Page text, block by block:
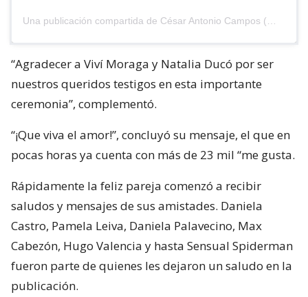
“Agradecer a Viví Moraga y Natalia Ducó por ser
nuestros queridos testigos en esta importante
ceremonia”, complementó.
“¡Que viva el amor!”, concluyó su mensaje, el que en
pocas horas ya cuenta con más de 23 mil “me gusta.
Rápidamente la feliz pareja comenzó a recibir
saludos y mensajes de sus amistades. Daniela
Castro, Pamela Leiva, Daniela Palavecino, Max
Cabezón, Hugo Valencia y hasta Sensual Spiderman
fueron parte de quienes les dejaron un saludo en la
publicación.